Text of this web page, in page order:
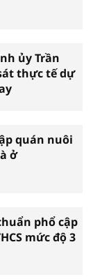
ủy Trần
thực tế dự
quán nuôi
ở
phổ cập
mức độ 3